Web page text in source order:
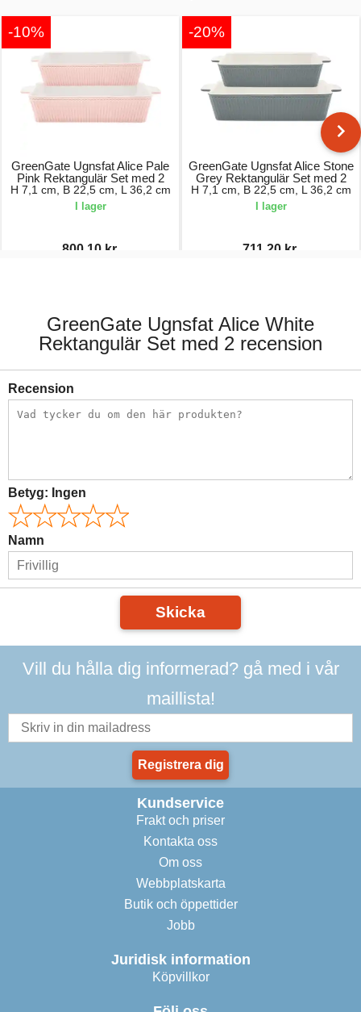
-10%
GreenGate Ugnsfat Alice Pale
Pink Rektangulär Set med 2
H 7,1 cm, B 22,5 cm, L 36,2 cm
I lager
800,10 kr.
-20%
GreenGate Ugnsfat Alice Stone
Grey Rektangulär Set med 2
H 7,1 cm, B 22,5 cm, L 36,2 cm
I lager
711,20 kr.
GreenGate Ugnsfat Alice White
Rektangulär Set med 2 recension
Recension
Betyg: Ingen
Namn
Skicka
Vill du hålla dig informerad? gå med i vår
maillista!
Registrera dig
Kundservice
Frakt och priser
Kontakta oss
Om oss
Webbplatskarta
Butik och öppettider
Jobb
Juridisk information
Köpvillkor